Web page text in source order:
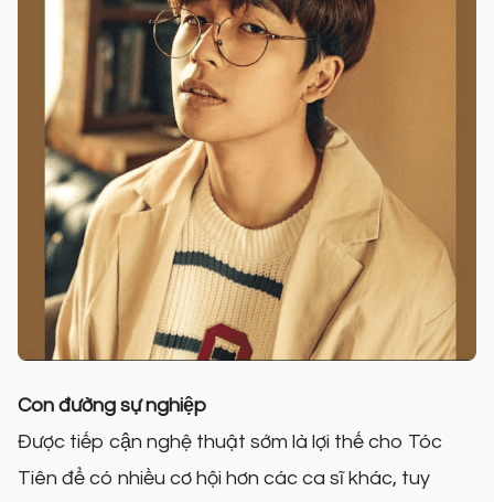
Con đường sự nghiệp
Được tiếp cận nghệ thuật sớm là lợi thế cho Tóc
Tiên để có nhiều cơ hội hơn các ca sĩ khác, tuy